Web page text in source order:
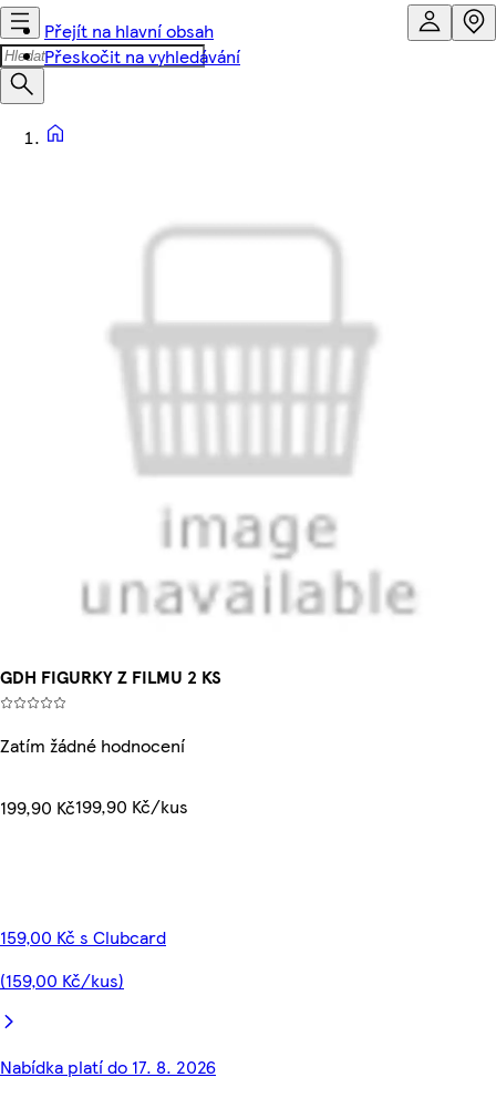
Přejít na hlavní obsah
Přeskočit na vyhledávání
GDH FIGURKY Z FILMU 2 KS
Zatím žádné hodnocení
199,90 Kč199,90 Kč/kus
159,00 Kč s Clubcard
(159,00 Kč/kus)
Nabídka platí do 17. 8. 2026